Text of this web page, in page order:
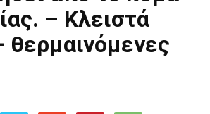
– Κλειστά
θερμαινόμενες